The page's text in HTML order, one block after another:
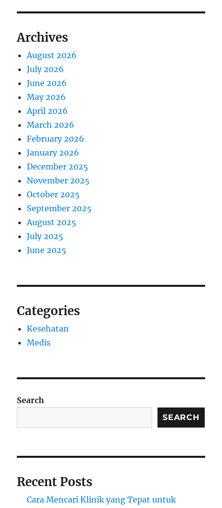
Archives
August 2026
July 2026
June 2026
May 2026
April 2026
March 2026
February 2026
January 2026
December 2025
November 2025
October 2025
September 2025
August 2025
July 2025
June 2025
Categories
Kesehatan
Medis
Search
SEARCH
Recent Posts
Cara Mencari Klinik yang Tepat untuk